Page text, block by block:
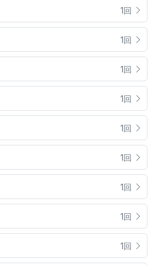
1回
1回
1回
1回
1回
1回
1回
1回
1回